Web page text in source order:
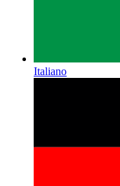
Italiano